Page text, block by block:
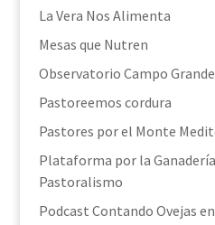
La Vera Nos Alimenta
Mesas que Nutren
Observatorio Campo Grande
Pastoreemos cordura
Pastores por el Monte
Plataforma por la
Pastoralismo
Podcast Contando Ovejas